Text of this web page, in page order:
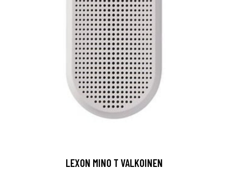
LEXON MINO T VALKOINEN